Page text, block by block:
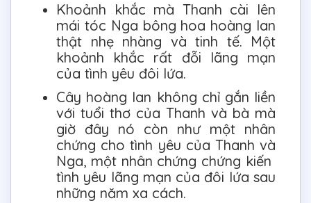
Khoảnh khắc mà Thanh cài lên
mái tóc Nga bông hoa hoàng lan
thật nhẹ nhàng và tinh tế. Một
khoảnh khắc rất đỗi lãng mạn
của tình yêu đôi lứa.
Cây hoàng lan không chỉ gắn liền
với tuổi thơ của Thanh và bà mà
giờ đây nó còn như một nhân
chứng cho tình yêu của Thanh và
Nga, một nhân chứng chứng kiến
tình yêu lãng mạn của đôi lứa sau
những năm xa cách.